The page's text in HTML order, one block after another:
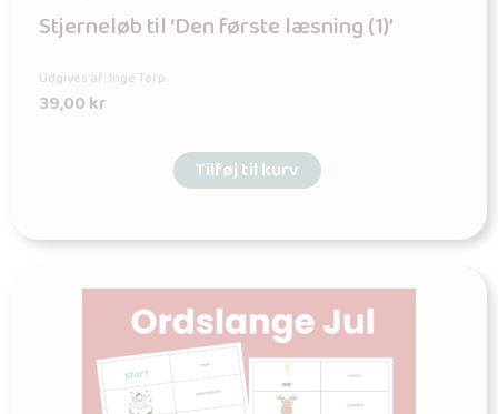
Stjerneløb til ‘Den første læsning (1)’
Udgives af: Inge Torp
39,00kr
Tilføj til kurv